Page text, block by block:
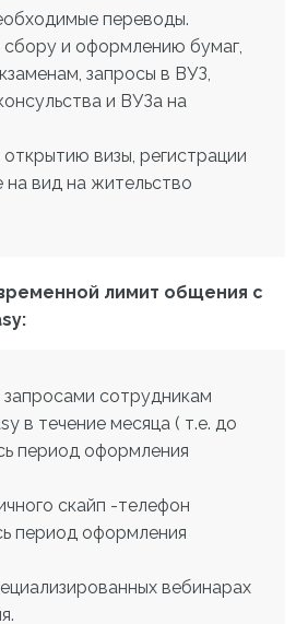
переводы.
сбору и оформлению бумаг,
запросы в ВУЗ,
и ВУЗа на
визы, регистрации
на вид на жительство
лимит общения с
сотрудникам
в течение месяца ( т.е. до
период оформления
скайп -телефон
период оформления
вебинарах